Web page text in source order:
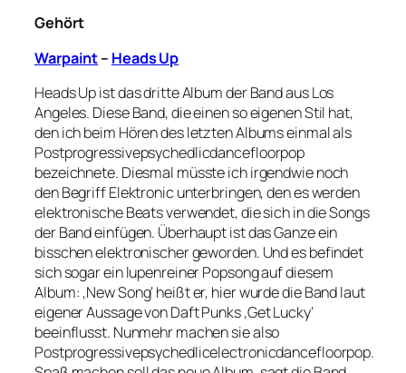
Gehört
Warpaint– Heads Up
Heads Up ist das dritte Album der Band aus Los
Angeles. Diese Band, die einen so eigenen Stil hat,
den ich beim Hören des letzten Albums einmal als
Postprogressivepsychedlicdancefloorpop
bezeichnete. Diesmal müsste ich irgendwie noch
den Begriff Elektronic unterbringen, den es werden
elektronische Beats verwendet, die sich in die Songs
der Band einfügen. Überhaupt ist das Ganze ein
bisschen elektronischer geworden. Und es befindet
sich sogar ein lupenreiner Popsong auf diesem
Album: ‚New Song‘ heißt er, hier wurde die Band laut
eigener Aussage von Daft Punks ‚Get Lucky‘
beeinflusst. Nunmehr machen sie also
Postprogressivepsychedlicelectronicdancefloorpop.